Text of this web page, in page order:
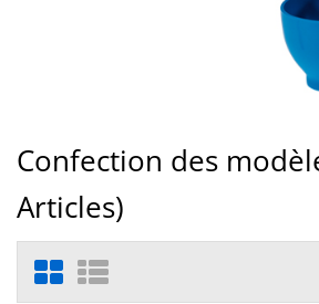
Confection des
Articles)